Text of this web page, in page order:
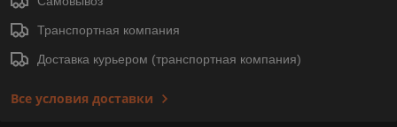
Транспортная компания
Доставка курьером (транспортная компания)
Все условия доставки